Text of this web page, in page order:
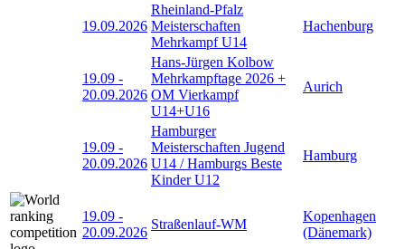
19.09.2026
Rheinland-Pfalz
Meisterschaften
Mehrkampf U14
Hachenburg
19.09 -
20.09.2026
Hans-Jürgen Kolbow
Mehrkampftage 2026 +
OM Vierkampf
U14+U16
Aurich
19.09 -
20.09.2026
Hamburger
Meisterschaften Jugend
U14 / Hamburgs Beste
Kinder U12
Hamburg
19.09 -
20.09.2026
Straßenlauf-WM
Kopenhagen
(Dänemark)